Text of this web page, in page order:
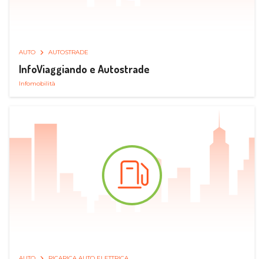
AUTO AUTOSTRADE
InfoViaggiando e Autostrade
Infomobilità